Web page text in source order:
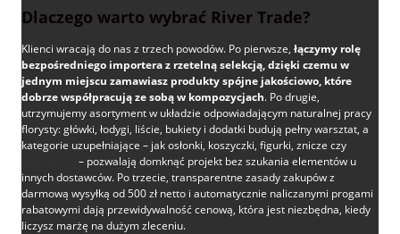
Dlaczego warto wybrać River Trade?
Klienci wracają do nas z trzech powodów. Po pierwsze, łączymy rolę
bezpośredniego importera z rzetelną selekcją, dzięki czemu w
jednym miejscu zamawiasz produkty spójne jakościowo, które
dobrze współpracują ze sobą w kompozycjach. Po drugie,
utrzymujemy asortyment w układzie odpowiadającym naturalnej pracy
florysty: główki, łodygi, liście, bukiety i dodatki budują pełny warsztat, a
kategorie uzupełniające – jak osłonki, koszyczki, figurki, znicze czy
– pozwalają domknąć projekt bez szukania elementów u
innych dostawców. Po trzecie, transparentne zasady zakupów z
darmową wysyłką od 500 zł netto i automatycznie naliczanymi progami
rabatowymi dają przewidywalność cenową, która jest niezbędna, kiedy
liczysz marżę na dużym zleceniu.